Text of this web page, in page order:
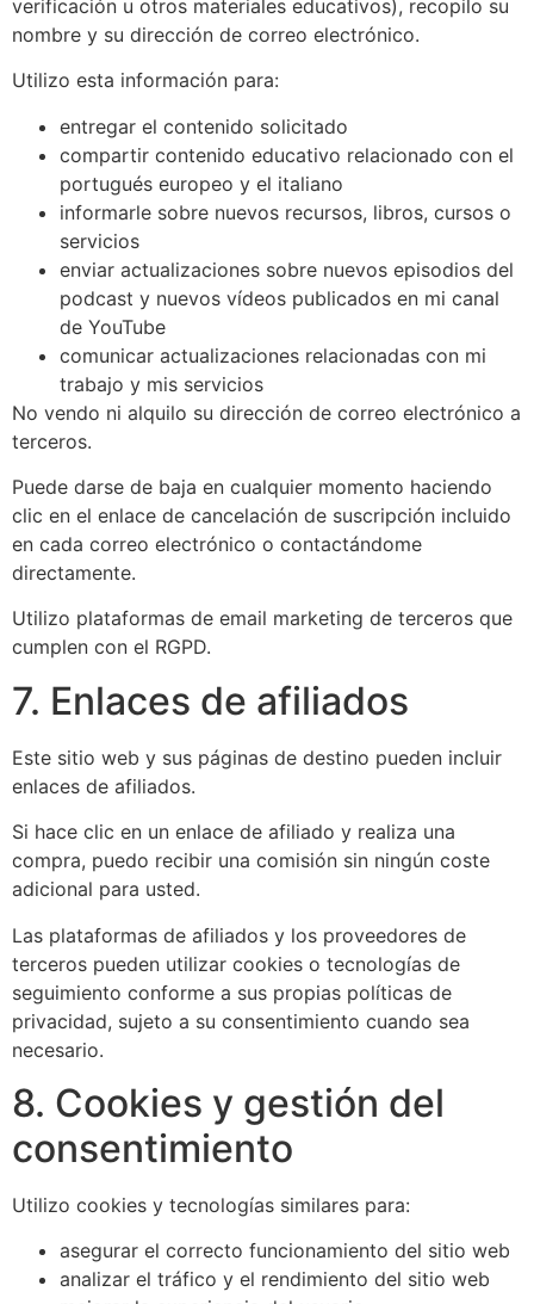
verificación u otros materiales educativos), recopilo su
nombre y su dirección de correo electrónico.
Utilizo esta información para:
entregar el contenido solicitado
compartir contenido educativo relacionado con el
portugués europeo y el italiano
informarle sobre nuevos recursos, libros, cursos o
servicios
enviar actualizaciones sobre nuevos episodios del
podcast y nuevos vídeos publicados en mi canal
de YouTube
comunicar actualizaciones relacionadas con mi
trabajo y mis servicios
No vendo ni alquilo su dirección de correo electrónico a
terceros.
Puede darse de baja en cualquier momento haciendo
clic en el enlace de cancelación de suscripción incluido
en cada correo electrónico o contactándome
directamente.
Utilizo plataformas de email marketing de terceros que
cumplen con el RGPD.
7. Enlaces de afiliados
Este sitio web y sus páginas de destino pueden incluir
enlaces de afiliados.
Si hace clic en un enlace de afiliado y realiza una
compra, puedo recibir una comisión sin ningún coste
adicional para usted.
Las plataformas de afiliados y los proveedores de
terceros pueden utilizar cookies o tecnologías de
seguimiento conforme a sus propias políticas de
privacidad, sujeto a su consentimiento cuando sea
necesario.
8. Cookies y gestión del
consentimiento
Utilizo cookies y tecnologías similares para:
asegurar el correcto funcionamiento del sitio web
analizar el tráfico y el rendimiento del sitio web